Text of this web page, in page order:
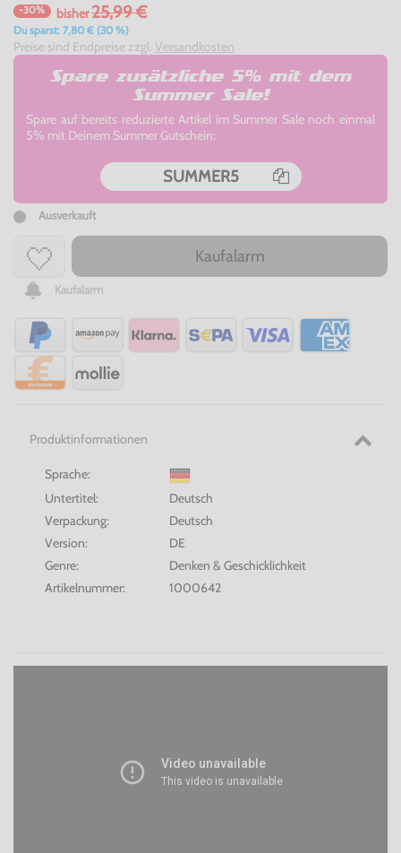
-30% bisher25,99 €
Du sparst: 7,80 € (30 %)
Preise sind Endpreise zzgl. Versandkosten
Spare zusätzliche 5% mit dem
Summer Sale!
Spare auf bereits reduzierte Artikel im Summer Sale noch einmal
5% mit Deinem Summer Gutschein:
SUMMER5
Ausverkauft
Kaufalarm
Kaufalarm
Produktinformationen
Sprache:
Untertitel:
Deutsch
Verpackung:
Deutsch
Version:
DE
Genre:
Denken & Geschicklichkeit
Artikelnummer:
1000642